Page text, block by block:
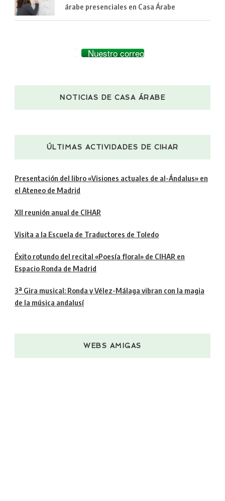
árabe presenciales en Casa Árabe
Nuestro correo
NOTICIAS DE CASA ÁRABE
ÚLTIMAS ACTIVIDADES DE CIHAR
Presentación del libro «Visiones actuales de al-Ándalus» en
el Ateneo de Madrid
XII reunión anual de CIHAR
Visita a la Escuela de Traductores de Toledo
Éxito rotundo del recital «Poesía floral» de CIHAR en
Espacio Ronda de Madrid
3ª Gira musical: Ronda y Vélez-Málaga vibran con la magia
de la música andalusí
WEBS AMIGAS